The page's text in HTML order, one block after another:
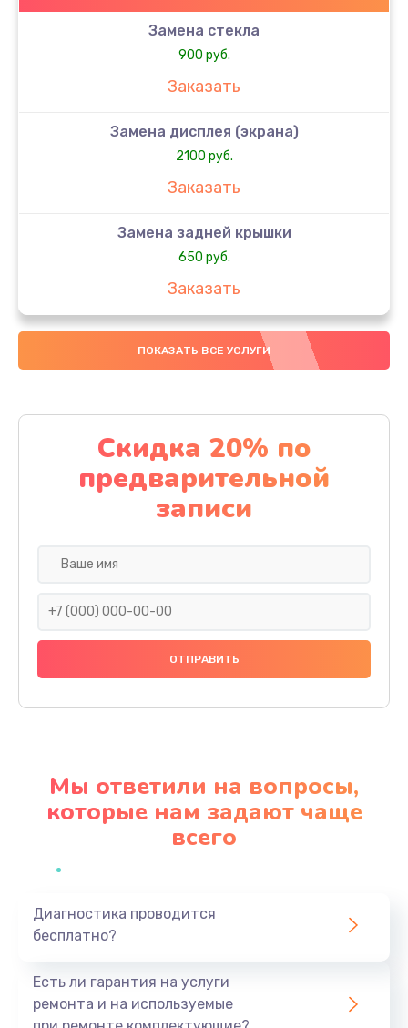
Замена стекла
900 руб.
Заказать
Замена дисплея (экрана)
2100 руб.
Заказать
Замена задней крышки
650 руб.
Заказать
Замена аккумулятора
4000 руб.
Замена материнской платы
1100 руб.
Заказать
Замена праймера
1000 руб.
Заказать
Профилактическая чистка
Заказать
ПОКАЗАТЬ ВСЕ УСЛУГИ
Скидка 20% по
предварительной
записи
Мы ответили на вопросы,
которые нам задают чаще
всего
Диагностика проводится
бесплатно?
Есть ли гарантия на услуги
ремонта и на используемые